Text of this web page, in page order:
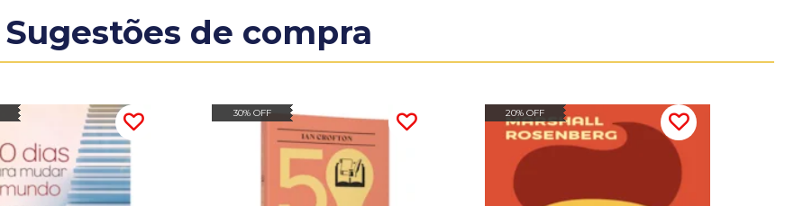
Sugestões de compra
30% OFF 20% OFF